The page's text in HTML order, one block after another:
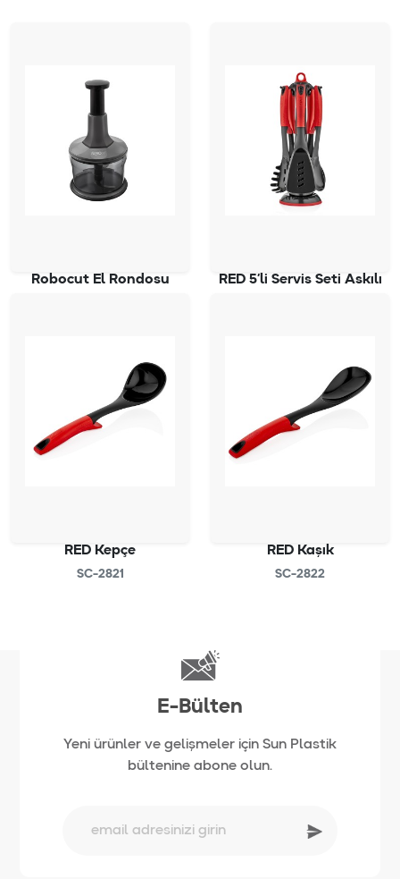
Robocut El Rondosu RED 5’li Servis Seti Askılı
RED Kepçe
SC-2821
RED Kaşık
SC-2822
E-Bülten
Yeni ürünler ve gelişmeler için Sun Plastik
bültenine abone olun.